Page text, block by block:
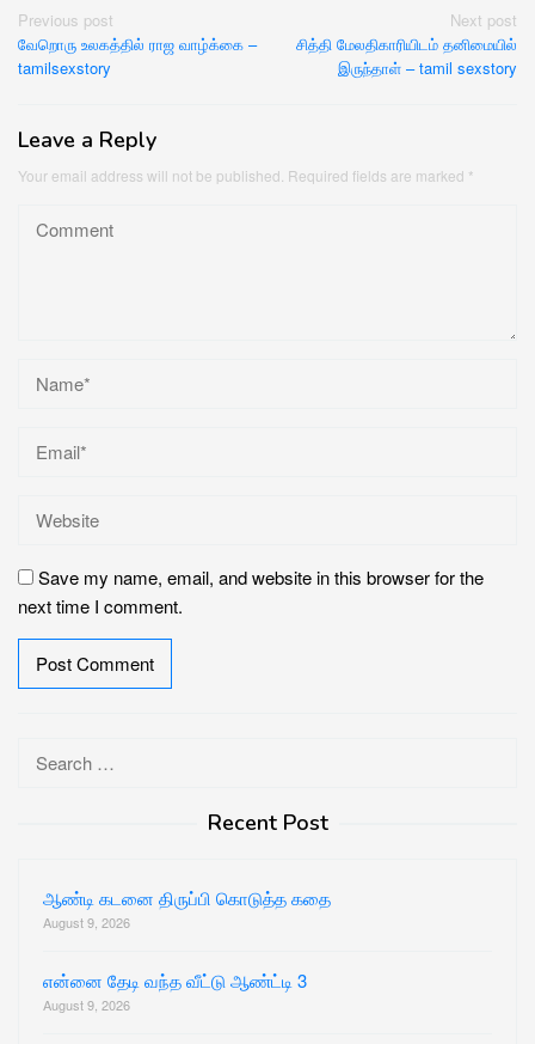
Post
navigation
Previous post
வேறொரு உலகத்தில் ராஜ வாழ்க்கை –
tamilsexstory
Next post
சித்தி மேலதிகாரியிடம் தனிமையில்
இருந்தாள் – tamil sexstory
Leave a Reply
Your email address will not be published. Required fields are marked *
Save my name, email, and website in this browser for the
next time I comment.
for:
Recent Post
ஆண்டி கடனை திருப்பி கொடுத்த கதை
August 9, 2026
என்னை தேடி வந்த வீட்டு ஆண்ட்டி 3
August 9, 2026